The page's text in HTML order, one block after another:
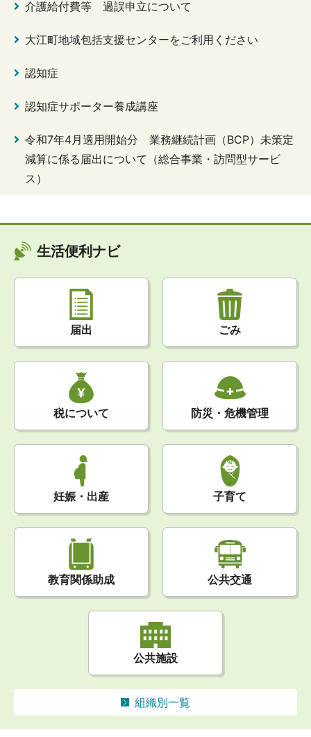
介護給付費等 過誤申立について
大江町地域包括支援センターをご利用ください
認知症
認知症サポーター養成講座
令和7年4月適用開始分 業務継続計画（BCP）未策定
減算に係る届出について（総合事業・訪問型サービ
ス）
生活便利ナビ
届出 ごみ
税について 防災・危機管理
妊娠・出産 子育て
教育関係助成 公共交通
公共施設
組織別一覧